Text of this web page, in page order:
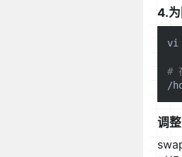
4.
vi
#
调